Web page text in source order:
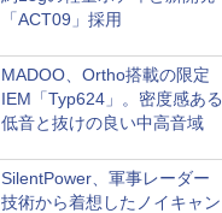
「ACT09」採用
MADOO、Ortho搭載の限定
IEM「Typ624」。密度感ある
低音と抜けの良い中高音域
SilentPower、軍事レーダー
技術から着想したノイキャン